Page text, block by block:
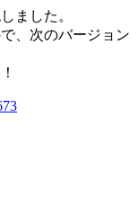
ました。
、次のバージョン